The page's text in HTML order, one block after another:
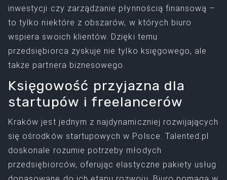
inwestycji czy zarządzanie płynnością finansową –
to tylko niektóre z obszarów, w których biuro
wspiera swoich klientów. Dzięki temu
przedsiębiorca zyskuje nie tylko księgowego, ale
także partnera biznesowego.
Księgowość przyjazna dla
startupów i freelancerów
Kraków jest jednym z najdynamiczniej rozwijających
się ośrodków startupowych w Polsce. Talented.pl
doskonale rozumie potrzeby młodych
przedsiębiorców, oferując elastyczne pakiety usług